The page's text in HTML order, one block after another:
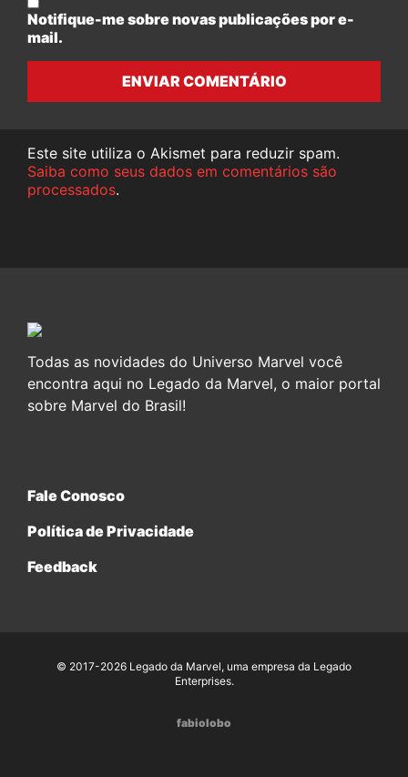
Notifique-me sobre novas publicações por e-
mail.
ENVIAR COMENTÁRIO
Este site utiliza o Akismet para reduzir spam.
Saiba como seus dados em comentários são
processados.
Todas as novidades do Universo Marvel você
encontra aqui no Legado da Marvel, o maior portal
sobre Marvel do Brasil!
Fale Conosco
Política de Privacidade
Feedback
© 2017-2026 Legado da Marvel, uma empresa da Legado
Enterprises.
fabiolobo